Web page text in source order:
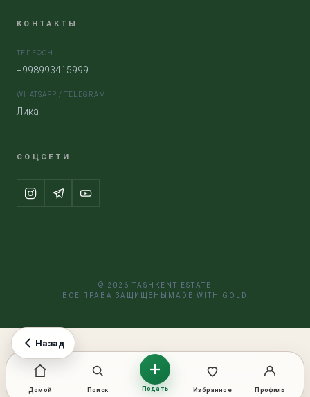
КОНТАКТЫ
ТЕЛЕФОН
+998993415999
WHATSAPP / TELEGRAM
Лика
СОЦСЕТИ
© 2026 TASHKENT ESTATE
ВСЕ ПРАВА ЗАЩИЩЕНЫ
MADE WITH GOLD
Назад
Домой Поиск Подать Избранное Профиль